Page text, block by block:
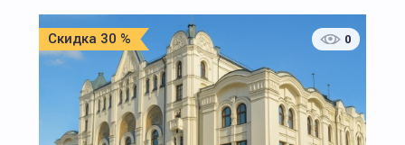
Скидка 30 % 0